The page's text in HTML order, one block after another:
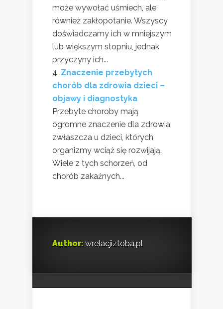
może wywołać uśmiech, ale
również zakłopotanie. Wszyscy
doświadczamy ich w mniejszym
lub większym stopniu, jednak
przyczyny ich...
Znaczenie przebytych
chorób dla zdrowia dzieci –
objawy i diagnostyka
Przebyte choroby mają
ogromne znaczenie dla zdrowia,
zwłaszcza u dzieci, których
organizmy wciąż się rozwijają.
Wiele z tych schorzeń, od
chorób zakaźnych...
Author: wrelacjiztoba.pl